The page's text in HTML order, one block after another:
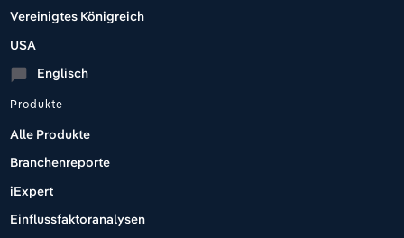
Vereinigtes Königreich
USA
chat_bubble Englisch
Produkte
Alle Produkte
Branchenreporte
iExpert
Einflussfaktoranalysen